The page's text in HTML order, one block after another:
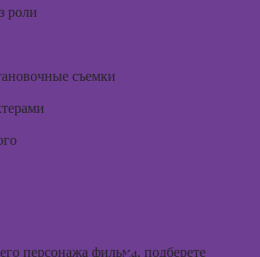
роли
съемки
персонажа фильма, подберете